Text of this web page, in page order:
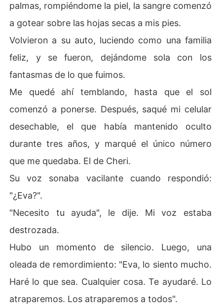
palmas, rompiéndome la piel, la sangre comenzó
a gotear sobre las hojas secas a mis pies.
Volvieron a su auto, luciendo como una familia
feliz, y se fueron, dejándome sola con los
fantasmas de lo que fuimos.
Me quedé ahí temblando, hasta que el sol
comenzó a ponerse. Después, saqué mi celular
desechable, el que había mantenido oculto
durante tres años, y marqué el único número
que me quedaba. El de Cheri.
Su voz sonaba vacilante cuando respondió:
"¿Eva?".
"Necesito tu ayuda", le dije. Mi voz estaba
destrozada.
Hubo un momento de silencio. Luego, una
oleada de remordimiento: "Eva, lo siento mucho.
Haré lo que sea. Cualquier cosa. Te ayudaré. Lo
atraparemos. Los atraparemos a todos".